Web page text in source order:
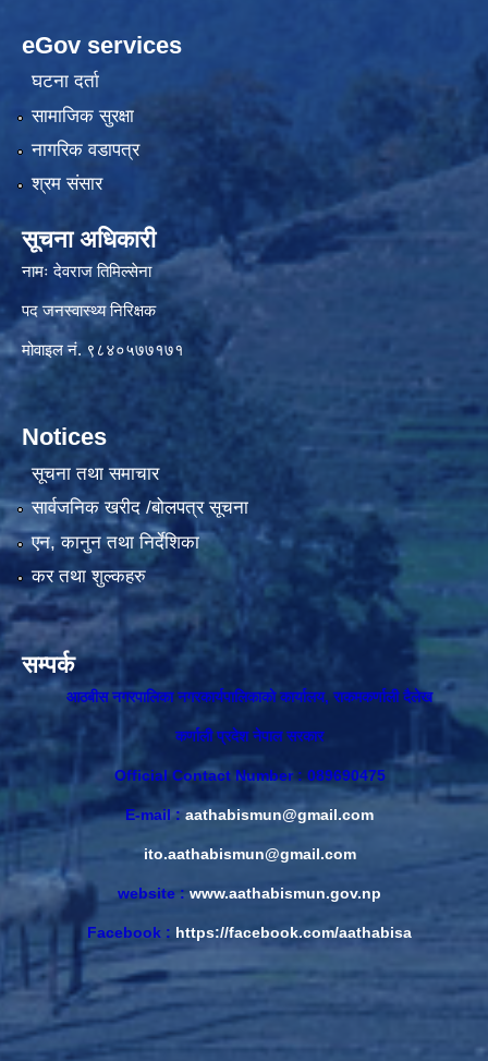
eGov services
घटना दर्ता
सामाजिक सुरक्षा
नागरिक वडापत्र
श्रम संसार
सूचना अधिकारी
नामः देवराज तिमिल्सेना
पद जनस्वास्थ्य निरिक्षक
मोवाइल नं. ९८४०५७७१७१
Notices
सूचना तथा समाचार
सार्वजनिक खरीद /बोलपत्र सूचना
एन, कानुन तथा निर्देशिका
कर तथा शुल्कहरु
सम्पर्क
आठबीस नगरपालिका नगरकार्यपालिकाकाे कार्यालय, राकमकर्णाली दैलेख
कर्णाली प्रदेश नेपाल सरकार
Official Contact Number : 089690475
E-mail : aathabismun@gmail.com
ito.aathabismun@gmail.com
website : www.aathabismun.gov.np
Facebook : https://facebook.com/aathabisa